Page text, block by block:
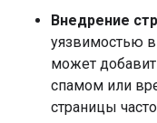
Внедрение
уязвимостью в
может
спамом или
страницы